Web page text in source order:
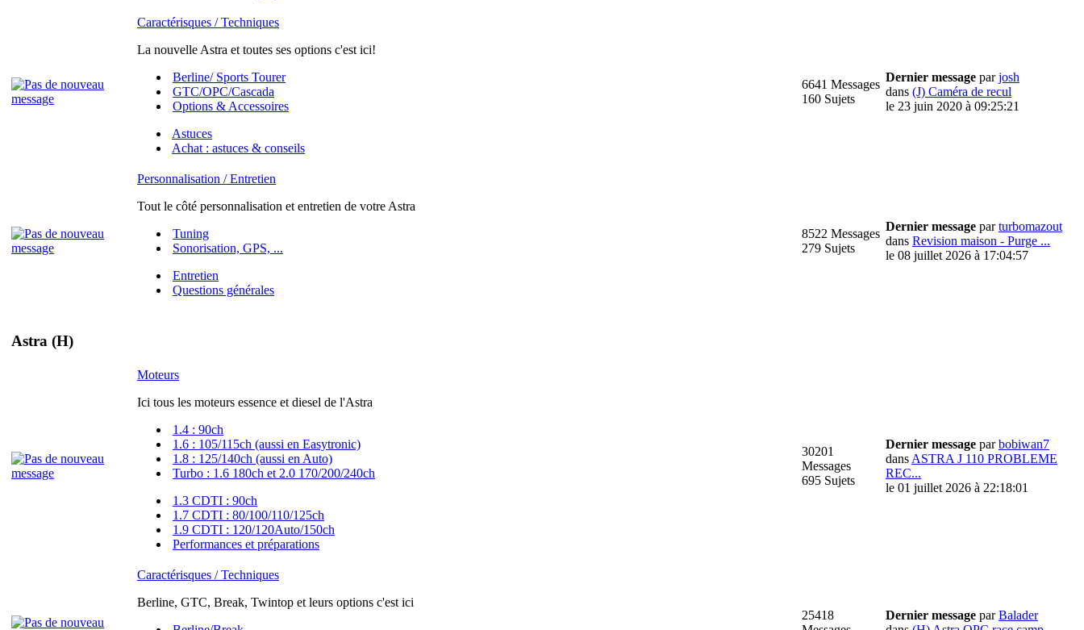
Caractérisques / Techniques
La nouvelle Astra et toutes ses options c'est ici!
Berline/ Sports Tourer
GTC/OPC/Cascada
Options & Accessoires
Astuces
Achat : astuces & conseils
6641 Messages
160 Sujets
Dernier message parjosh
dans (J) Caméra de recul
le 23 juin 2020 à 09:25:21
Personnalisation / Entretien
Tout le côté personnalisation et entretien de votre Astra
Tuning
Sonorisation, GPS, ...
Entretien
Questions générales
8522 Messages
279 Sujets
Dernier message parturbomazout
dans Revision maison - Purge ...
le 08 juillet 2026 à 17:04:57
Astra (H)
Moteurs
Ici tous les moteurs essence et diesel de l'Astra
1.4 : 90ch
1.6 : 105/115ch (aussi en Easytronic)
1.8 : 125/140ch (aussi en Auto)
Turbo : 1.6 180ch et 2.0 170/200/240ch
1.3 CDTI : 90ch
1.7 CDTI : 80/100/110/125ch
1.9 CDTI : 120/120Auto/150ch
Performances et préparations
30201
Messages
695 Sujets
Dernier message parbobiwan7
dansASTRA J 110 PROBLEME
REC...
le 01 juillet 2026 à 22:18:01
Caractérisques / Techniques
Berline, GTC, Break, Twintop et leurs options c'est ici
25418
Dernier message parBalader